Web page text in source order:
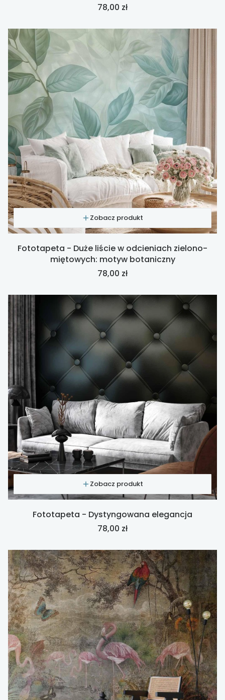
Cena
78,00 zł
Zobacz produkt
Fototapeta - Duże liście w odcieniach zielono-
miętowych: motyw botaniczny
Cena
78,00 zł
Zobacz produkt
Fototapeta - Dystyngowana elegancja
Cena
78,00 zł